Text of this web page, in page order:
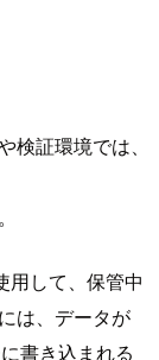
証環境では、
用して、保管中
は、データが
書き込まれる